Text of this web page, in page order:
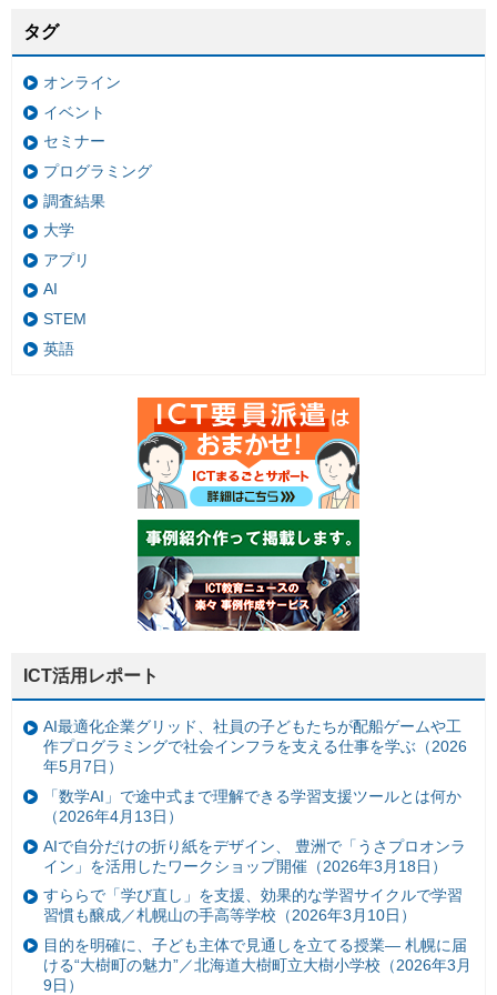
タグ
オンライン
イベント
セミナー
プログラミング
調査結果
大学
アプリ
AI
STEM
英語
ICT活用レポート
AI最適化企業グリッド、社員の子どもたちが配船ゲームや工
作プログラミングで社会インフラを支える仕事を学ぶ（2026
年5月7日）
「数学AI」で途中式まで理解できる学習支援ツールとは何か
（2026年4月13日）
AIで自分だけの折り紙をデザイン、 豊洲で「うさプロオンラ
イン」を活用したワークショップ開催（2026年3月18日）
すららで「学び直し」を支援、効果的な学習サイクルで学習
習慣も醸成／札幌山の手高等学校（2026年3月10日）
目的を明確に、子ども主体で見通しを立てる授業— 札幌に届
ける“大樹町の魅力”／北海道大樹町立大樹小学校（2026年3月
9日）